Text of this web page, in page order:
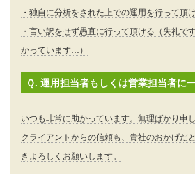
・独自に分析をされた上での運用を行って頂
・言い訳をせず愚直に行って頂ける（失礼
かっています…）
Ｑ. 運用担当者もしくは営業担当者に
いつも非常に助かっています。無理ばかり申
クライアントからの信頼も、貴社のおかげだ
きよろしくお願いします。